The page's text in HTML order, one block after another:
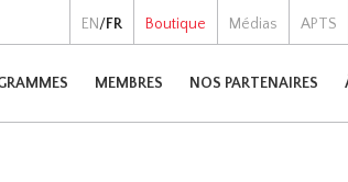
EN/FR Boutique Médias APTS
MEMBRES NOS PARTENAIRES